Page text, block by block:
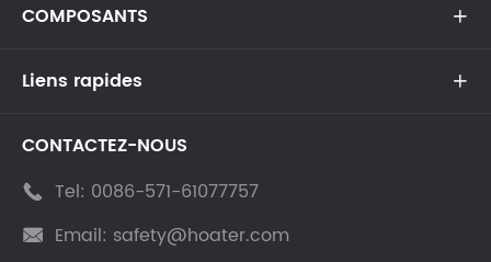
COMPOSANTS 
Liens rapides 
CONTACTEZ-NOUS
 Tel: 0086-571-61077757
 Email: safety@hoater.com